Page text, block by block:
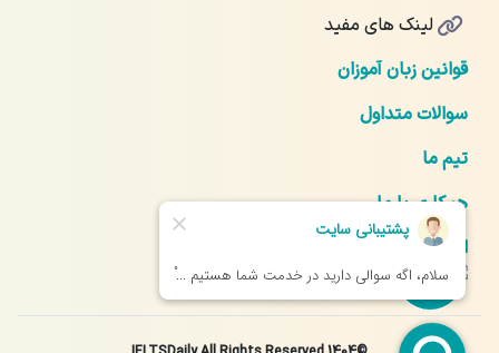
لینک های مفید
قوانین زبان آموزان
سوالات متداول
تیم ما
همکاری با ما
ارتباط با ما